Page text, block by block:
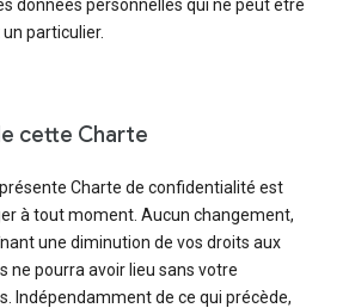
données personnelles qui ne peut être
particulier.
cette Charte
Charte de confidentialité est
à tout moment. Aucun changement,
une diminution de vos droits aux
ne pourra avoir lieu sans votre
Indépendamment de ce qui précède,